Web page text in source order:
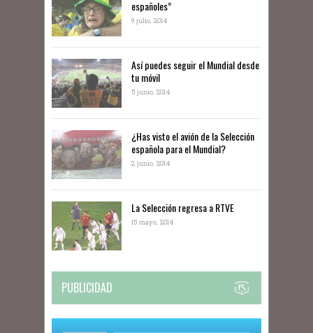
españoles”
9 julio, 2014
Así puedes seguir el Mundial desde
tu móvil
5 junio, 2014
¿Has visto el avión de la Selección
española para el Mundial?
2 junio, 2014
La Selección regresa a RTVE
15 mayo, 2014
PUBLICIDAD